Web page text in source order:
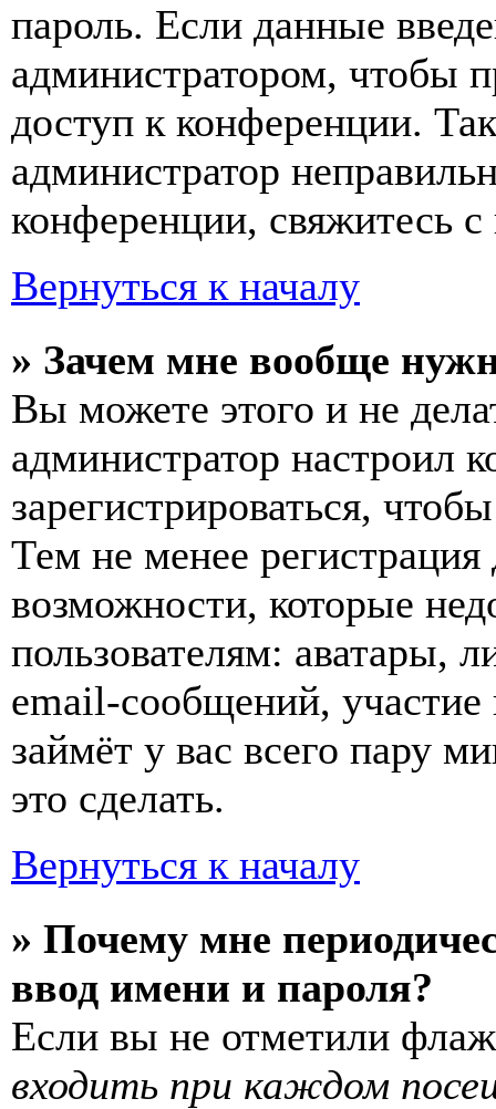
пароль. Если данные
администратором, чтобы
доступ к конференции.
администратор
конференции, свяжитесь
Вернуться к началу
» Зачем мне вообще
Вы можете этого и не
администратор
зарегистрироваться,
Тем не менее
возможности, которые
пользователям: аватары,
email-сообщений, участие
займёт у вас всего пару
это сделать.
Вернуться к началу
» Почему мне
ввод имени и пароля?
Если вы не отметили
входить при каждом